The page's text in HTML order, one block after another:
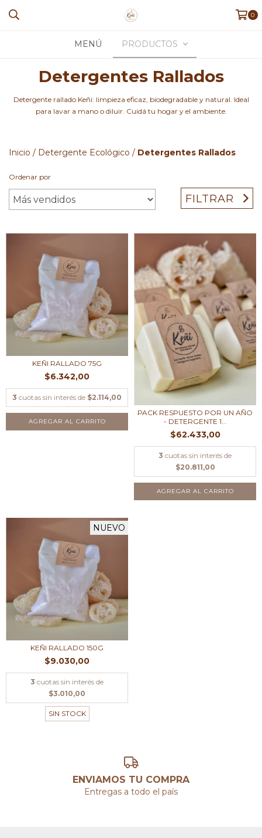
0
MENÚ PRODUCTOS
Detergentes Rallados
Detergente rallado Keñi: limpieza eficaz, biodegradable y natural. Ideal
para lavar a mano o diluir. Cuidá tu hogar y el ambiente.
Inicio / Detergente Ecológico / Detergentes Rallados
Ordenar por
FILTRAR
KEÑI RALLADO 75G
$6.342,00
3 cuotas sin interés de $2.114,00
AGREGAR AL CARRITO
PACK RESPUESTO POR UN AÑO
- DETERGENTE 1...
$62.433,00
3 cuotas sin interés de
$20.811,00
NUEVO
KEÑI RALLADO 150G
$9.030,00
3 cuotas sin interés de
$3.010,00
SIN STOCK
ENVIAMOS TU COMPRA
Entregas a todo el país